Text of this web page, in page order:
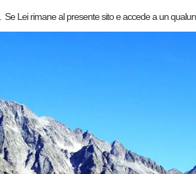
Se Lei rimane al presente sito e accede a un